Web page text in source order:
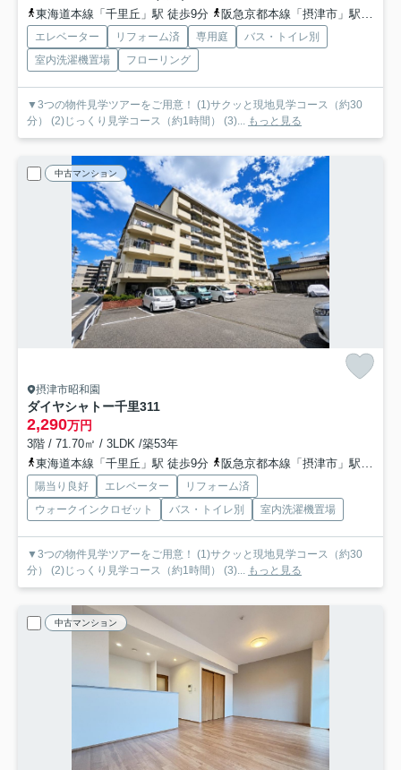
東海道本線「千里丘」駅 徒歩9分
阪急京都本線「摂津市」駅 徒歩9分
エレベーター リフォーム済 専用庭
バス・トイレ別
室内洗濯機置場
フローリング
▼3つの物件見学ツアーをご用意！ (1)サクッと現地見学コース（約30
分） (2)じっくり見学コース（約1時間） (3)...
もっと見る
中古マンション
摂津市昭和園
ダイヤシャトー千里311
2,290万円
3階 / 71.70㎡ / 3LDK /築53年
東海道本線「千里丘」駅 徒歩9分
阪急京都本線「摂津市」駅 徒歩9分
陽当り良好 エレベーター
リフォーム済
ウォークインクロゼット
バス・トイレ別 室内洗濯機置場
▼3つの物件見学ツアーをご用意！ (1)サクッと現地見学コース（約30
分） (2)じっくり見学コース（約1時間） (3)...
もっと見る
中古マンション